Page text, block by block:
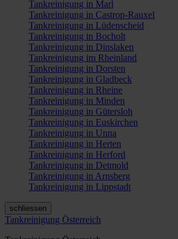
Tankreinigung in Marl
Tankreinigung in Castrop-Rauxel
Tankreinigung in Lüdenscheid
Tankreinigung in Bocholt
Tankreinigung in Dinslaken
Tankreinigung im Rheinland
Tankreinigung in Dorsten
Tankreinigung in Gladbeck
Tankreinigung in Rheine
Tankreinigung in Minden
Tankreinigung in Gütersloh
Tankreinigung in Euskirchen
Tankreinigung in Unna
Tankreinigung in Herten
Tankreinigung in Herford
Tankreinigung in Detmold
Tankreinigung in Arnsberg
Tankreinigung in Lippstadt
schliessen
Tankreinigung Österreich